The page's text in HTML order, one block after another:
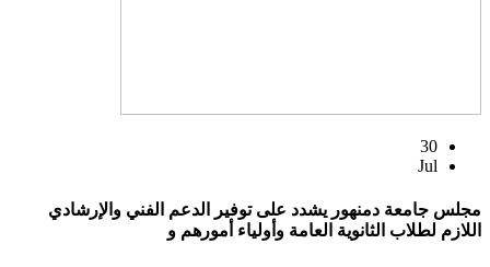
30
Jul
مجلس جامعة دمنهور يشدد على توفير الدعم الفني والإرشادي
اللازم لطلاب الثانوية العامة وأولياء أمورهم و